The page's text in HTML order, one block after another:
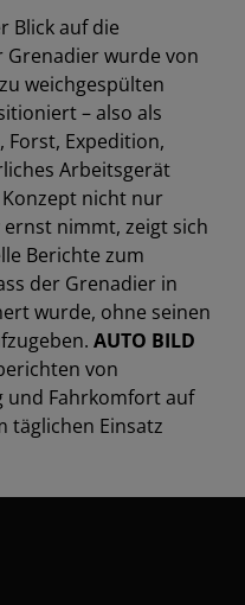
Blick auf die
Grenadier wurde von
weichgespülten
– also als
Forst, Expedition,
Arbeitsgerät
Konzept nicht nur
nimmt, zeigt sich
Berichte zum
der Grenadier in
wurde, ohne seinen
AUTO BILD
von
und Fahrkomfort auf
täglichen Einsatz